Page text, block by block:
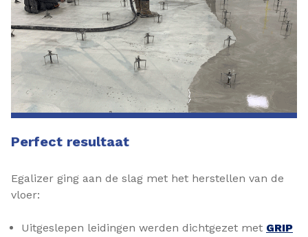
Perfect resultaat
Egalizer ging aan de slag met het herstellen van de
vloer:
Uitgeslepen leidingen werden dichtgezet met GRIP